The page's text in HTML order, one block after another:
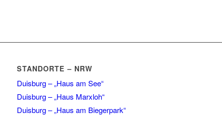
STANDORTE – NRW
Duisburg – „Haus am See“
Duisburg – „Haus Marxloh“
Duisburg – „Haus am Biegerpark“